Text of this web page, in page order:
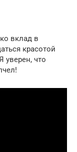
вклад в
красотой
уверен, что